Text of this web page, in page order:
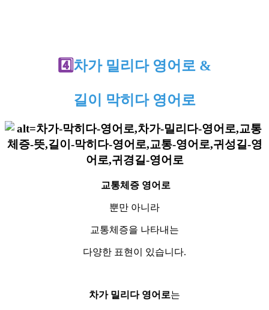
4️⃣차가 밀리다 영어로 &
길이 막히다 영어로
교통체증 영어로
뿐만 아니라
교통체증을 나타내는
다양한 표현이 있습니다.
차가 밀리다 영어로는